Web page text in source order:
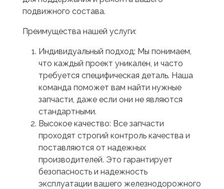
подвижного состава.
Преимущества нашей услуги:
Индивидуальный подход: Мы понимаем,
что каждый проект уникален, и часто
требуется специфическая деталь. Наша
команда поможет вам найти нужные
запчасти, даже если они не являются
стандартными.
Высокое качество: Все запчасти
проходят строгий контроль качества и
поставляются от надежных
производителей. Это гарантирует
безопасность и надежность
эксплуатации вашего железнодорожного